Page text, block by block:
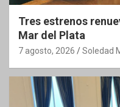
Tres estrenos
Mar del Plata
7 agosto, 2026 Soledad